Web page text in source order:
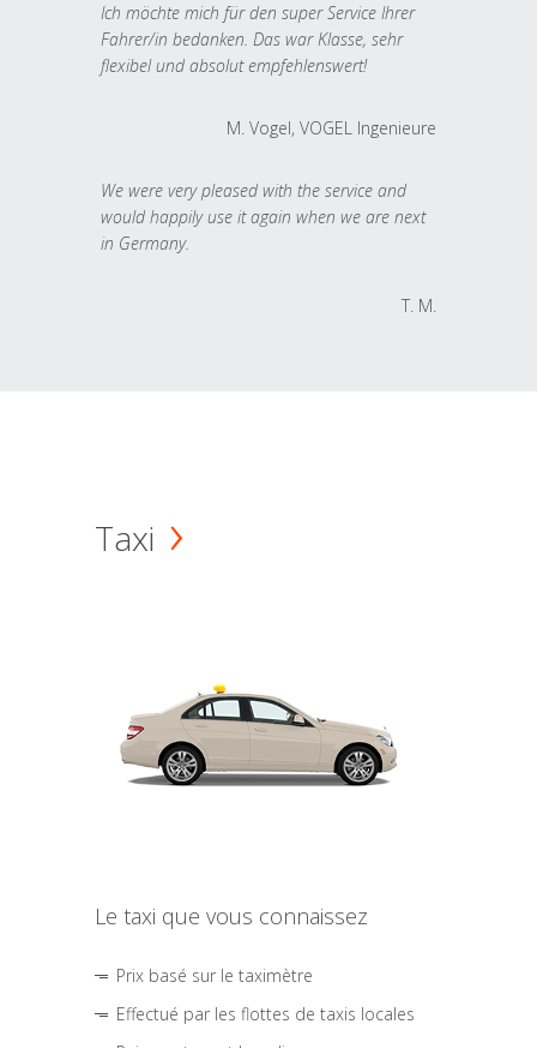
Ich möchte mich für den super Service Ihrer
Fahrer/in bedanken. Das war Klasse, sehr
flexibel und absolut empfehlenswert!
M. Vogel, VOGEL Ingenieure
We were very pleased with the service and
would happily use it again when we are next
in Germany.
T. M.
Taxi
Le taxi que vous connaissez
Prix basé sur le taximètre
Effectué par les flottes de taxis locales